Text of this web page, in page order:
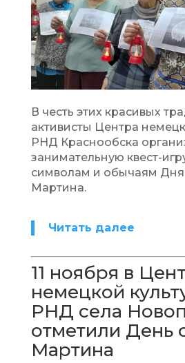
В честь этих красивых
активисты Центра
РНД Краснообска
занимательную квест-
символам и обычаям Дня
Мартина.
Читать далее
11 ноября в
немецкой
РНД села
отметили День
Мартина